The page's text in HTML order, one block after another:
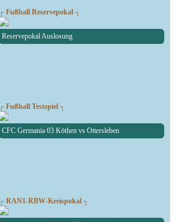
┌ Fußball Reservepokal ┐
Reservepokal Auslosung
┌ Fußball Testspiel ┐
CFC Germania 03 Köthen vs Ottersleben
┌ RAN1-RBW-Kreispokal ┐